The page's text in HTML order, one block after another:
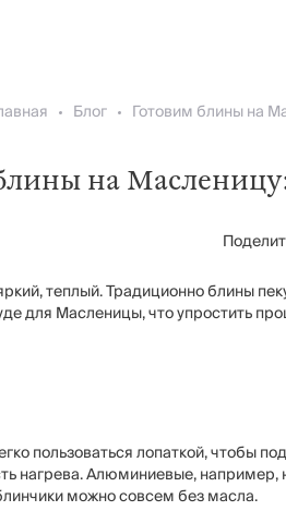
Блог Готовим блины на
на
теплый. Традиционно блины
для Масленицы, что упростить
пользоваться лопаткой, чтобы
нагрева. Алюминиевые,
можно совсем без масла.